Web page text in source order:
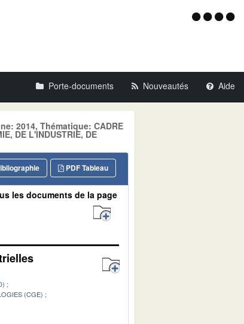
Menu
Porte-documents Nouveautés Aide
2014, Thématique: CADRE
DE L'INDUSTRIE, DE
PDF Tableau
les documents de la page
(CGE)